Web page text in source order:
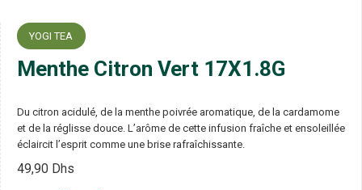
YOGI TEA
Menthe Citron Vert 17X1.8G
Du citron acidulé, de la menthe poivrée aromatique, de la cardamome
et de la réglisse douce. L’arôme de cette infusion fraîche et ensoleillée
éclaircit l’esprit comme une brise rafraîchissante.
49,90 Dhs